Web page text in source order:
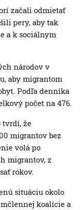
začali odmietať
pery, aby tak
a k sociálnym
národov v
aby migrantom
Podľa denníka
počet na 476.
tvrdí, že
migrantov bez
volá po
migrantov, z
rokov.
situáciu okolo
koalície a